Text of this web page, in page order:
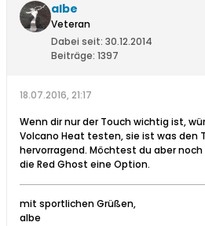
albe
Veteran
Dabei seit: 30.12.2014
Beiträge: 1397
18.07.2016, 21:17
Wenn dir nur der Touch wichtig ist,
Volcano Heat testen, sie ist was den
hervorragend. Möchtest du aber noch
die Red Ghost eine Option.
mit sportlichen Grüßen,
albe